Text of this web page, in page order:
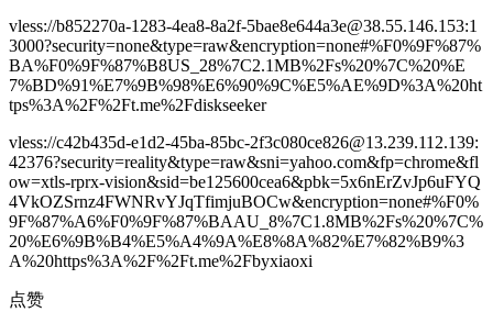
vless://b852270a-1283-4ea8-8a2f-5bae8e644a3e@38.55.146.153:1
3000?security=none&type=raw&encryption=none#%F0%9F%87%
BA%F0%9F%87%B8US_28%7C2.1MB%2Fs%20%7C%20%E
7%BD%91%E7%9B%98%E6%90%9C%E5%AE%9D%3A%20ht
tps%3A%2F%2Ft.me%2Fdiskseeker
vless://c42b435d-e1d2-45ba-85bc-2f3c080ce826@13.239.112.139:
42376?security=reality&type=raw&sni=yahoo.com&fp=chrome&fl
ow=xtls-rprx-vision&sid=be125600cea6&pbk=5x6nErZvJp6uFYQ
4VkOZSrnz4FWNRvYJqTfimjuBOCw&encryption=none#%F0%
9F%87%A6%F0%9F%87%BAAU_8%7C1.8MB%2Fs%20%7C%
20%E6%9B%B4%E5%A4%9A%E8%8A%82%E7%82%B9%3
A%20https%3A%2F%2Ft.me%2Fbyxiaoxi
点赞